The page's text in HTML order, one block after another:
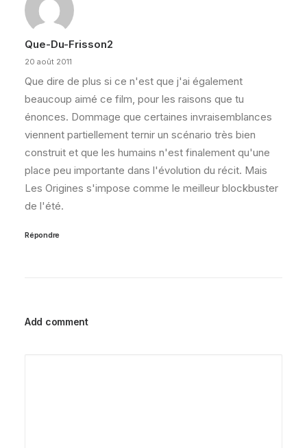
Que-Du-Frisson2
20 août 2011
Que dire de plus si ce n'est que j'ai également
beaucoup aimé ce film, pour les raisons que tu
énonces. Dommage que certaines invraisemblances
viennent partiellement ternir un scénario très bien
construit et que les humains n'est finalement qu'une
place peu importante dans l'évolution du récit. Mais
Les Origines s'impose comme le meilleur blockbuster
de l'été.
Répondre
Add comment